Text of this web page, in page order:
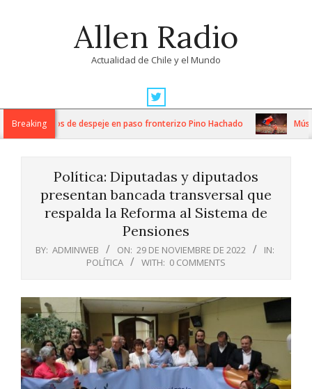
Allen Radio
Actualidad de Chile y el Mundo
Navigation
MenuBreaking
trabajos de despeje en paso fronterizo Pino Hachado Música:
Política: Diputadas y diputados
presentan bancada transversal que
respalda la Reforma al Sistema de
Pensiones
BY: ADMINWEB ON: 29 DE NOVIEMBRE DE 2022
IN:
POLÍTICA
WITH: 0 COMMENTS